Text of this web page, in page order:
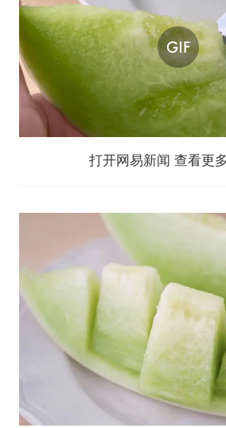
打开网易新闻 查看更